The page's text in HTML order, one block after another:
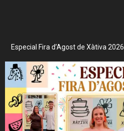
Especial Fira d’Agost de Xàtiva 2026